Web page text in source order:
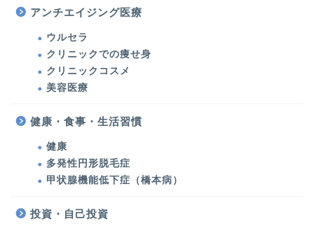
アンチエイジング医療
ウルセラ
クリニックでの痩せ身
クリニックコスメ
美容医療
健康・食事・生活習慣
健康
多発性円形脱毛症
甲状腺機能低下症（橋本病）
投資・自己投資
美容医療・美容・健康